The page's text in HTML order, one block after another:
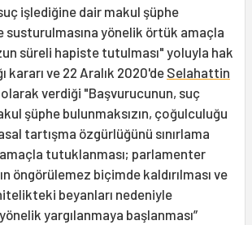
işlediğine dair makul şüphe
susturulmasına yönelik örtük amaçla
süreli hapiste tutulması" yoluyla hak
kararı ve 22 Aralık 2020'de Selahattin
verdiği "Başvurucunun, suç
şüphe bulunmaksızın, çoğulculuğu
tartışma özgürlüğünü sınırlama
tutuklanması; parlamenter
öngörülemez biçimde kaldırılması ve
beyanları nedeniyle
yargılanmaya başlanması”